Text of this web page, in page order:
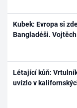
Kubek: Evropa si
Bangladéši.
Létající kůň:
uvízlo v